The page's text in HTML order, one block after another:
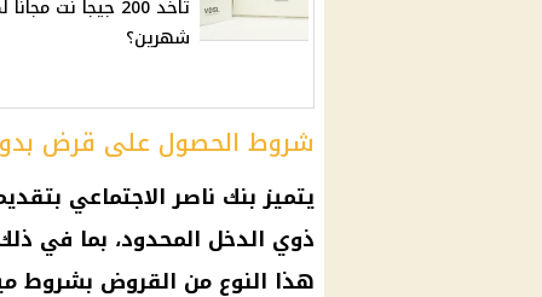
تاخد 200 جيجا نت
شهرين؟
شروط الحصول على قرض
يتميز بنك ناصر الاجتماعي
ذوي الدخل المحدود، بما في
هذا النوع من القروض بشروط